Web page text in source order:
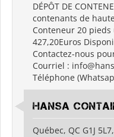
DÉPÔT DE
contenants de
Conteneur 20
427,20Euros
Contactez-nous
Courriel :
Téléphone
HANSA
Québec, QC G1J